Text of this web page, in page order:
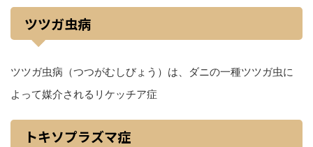
ツツガ虫病
ツツガ虫病（つつがむしびょう）は、ダニの一種ツツガ虫に
よって媒介されるリケッチア症
トキソプラズマ症